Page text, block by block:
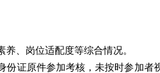
、岗位适配度等综合情况。
份证原件参加考核，未按时参加者